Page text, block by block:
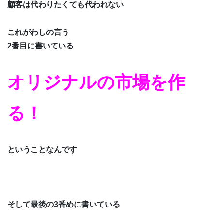
顧客は代わりたくても代われない
これがわしの言う
2番目に書いている
オリジナルの市場を作
る！
ということなんです
そして最後の3番めに書いている